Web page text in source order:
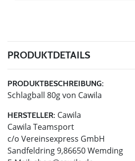
PRODUKTDETAILS
PRODUKTBESCHREIBUNG:
Schlagball 80g von Cawila
HERSTELLER: Cawila
Cawila Teamsport
c/o Vereinsexpress GmbH
Sandfeldring 9,86650 Wemding